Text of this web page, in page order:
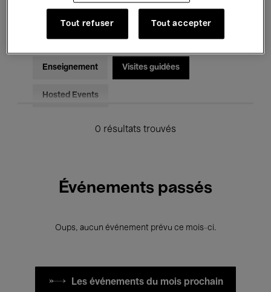
Pour tous Kids’ Palace
Enseignement Visites guidées
Hosted Events
0 résultats trouvés
Événements passés
Oups, aucun événement prévu ce mois-ci.
Les événements du mois prochain
Tout refuser Tout accepter